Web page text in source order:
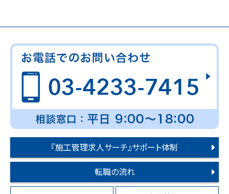
『施工管理求人サーチ』サポート体制
転職の流れ